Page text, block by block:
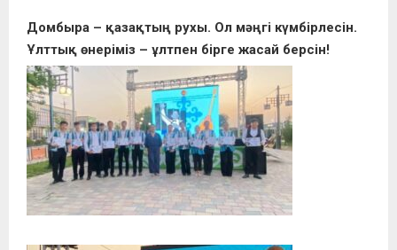
Домбыра – қазақтың рухы. Ол мәңгі күмбірлесін.
Ұлттық өнеріміз – ұлтпен бірге жасай берсін!